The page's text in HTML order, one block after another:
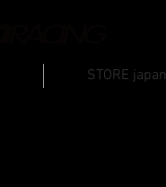
STORE japan